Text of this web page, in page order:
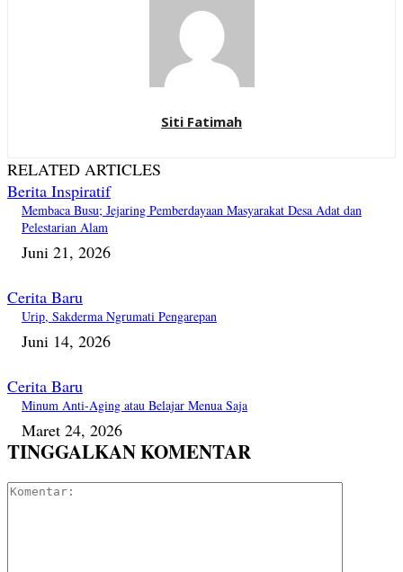
Siti Fatimah
RELATED ARTICLES
Berita Inspiratif
Membaca Busu; Jejaring Pemberdayaan Masyarakat Desa Adat dan
Pelestarian Alam
Juni 21, 2026
Cerita Baru
Urip, Sakderma Ngrumati Pengarepan
Juni 14, 2026
Cerita Baru
Minum Anti-Aging atau Belajar Menua Saja
Maret 24, 2026
TINGGALKAN KOMENTAR